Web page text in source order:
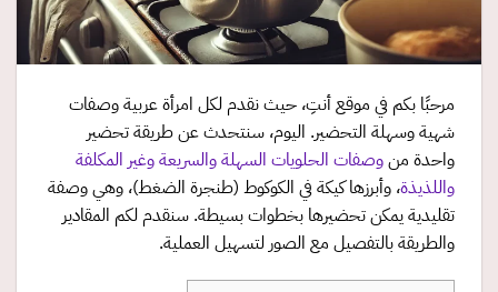
مرحبًا بكم في موقع أنتِ، حيث نقدم لكل امرأة عربية وصفات
شهية وسهلة التحضير. اليوم، سنتحدث عن طريقة تحضير
واحدة منوصفات الحلويات السهلة والسريعة وغير المكلفة
واللذيذة، وأبرزها كيكة في الكوكوط (طنجرة الضغط)، وهي وصفة
تقليدية يمكن تحضيرها بخطوات بسيطة. سنقدم لكم المقادير
والطريقة بالتفصيل مع الصور لتسهيل العملية.